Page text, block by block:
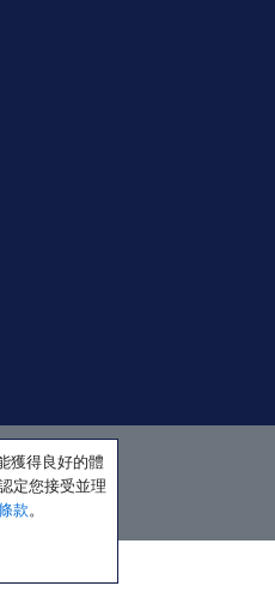
獲得良好的體
定您接受並理
款。